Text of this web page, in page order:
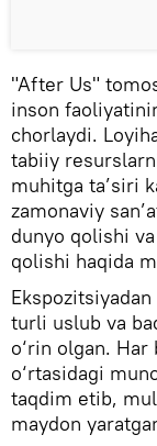
"After Us"
inson
chorlaydi.
tabiiy
muhitga ta’siri
zamonaviy
dunyo qolishi
qolishi haqida
turli uslub va
o‘rin olgan.
o‘rtasidagi
taqdim etib,
maydon